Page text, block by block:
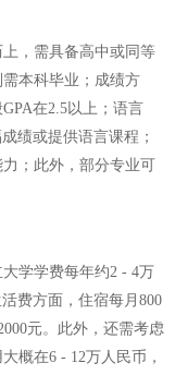
，需具备高中或同等
本科毕业；成绩方
在2.5以上；语言
绩或提供语言课程；
；此外，部分专业可
学学费每年约2 - 4万
费方面，住宿每月800
元。此外，还需考虑
概在6 - 12万人民币，